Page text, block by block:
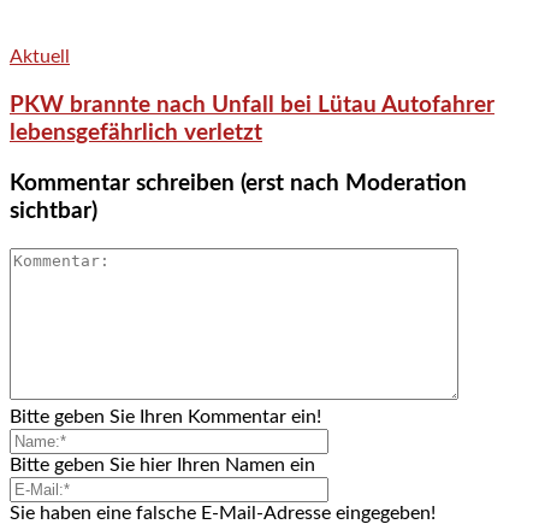
Aktuell
PKW brannte nach Unfall bei Lütau Autofahrer
lebensgefährlich verletzt
Kommentar schreiben (erst nach Moderation
sichtbar)
Bitte geben Sie Ihren Kommentar ein!
Bitte geben Sie hier Ihren Namen ein
Sie haben eine falsche E-Mail-Adresse eingegeben!